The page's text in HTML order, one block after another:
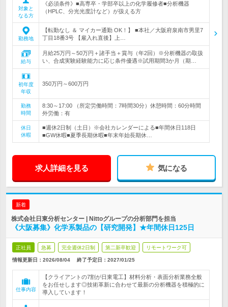
対象と
なる方
《必須条件》■高専卒・学部卒以上の化学履修者■分析機器
（HPLC、分光光度計など）が扱える方
勤務地
【転勤なし ＆ マイカー通勤 OK！】 ■本社／大阪府泉南市男里7
丁目18番3号 【雇入れ直後】上…
給与
月給25万円～50万円＋諸手当＋賞与（年2回）※分析機器の取扱
い、合成実験経験能力に応じ条件優遇※試用期間3か月（期…
初年度
年収
350万円～600万円
勤務
時間
8:30～17:00 （所定労働時間：7時間30分）休憩時間：60分時間
外労働：有
休日
休暇
■週休2日制（土日）※会社カレンダーによる■年間休日118日
■GW休暇■夏季長期休暇■年末年始長期休…
求人詳細を見る 気になる
新着
株式会社日東分析センター | Nittoグループの分析部門を担当
《大阪募集》化学系製品の【研究開発】★年間休日125日
正社員 急募 完全週休2日制 第二新卒歓迎 リモートワーク可
情報更新日：2026/08/04 終了予定日： 2027/01/25
仕事内容
【クライアントの7割が日東電工】材料分析・表面分析業務全般
をお任せします◎技術革新に合わせて最新の分析機器を積極的に
導入しています！